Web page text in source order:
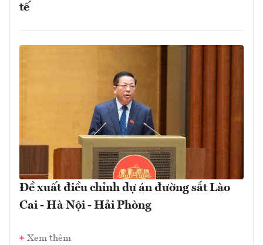
tế
Đề xuất điều chỉnh dự án đường sắt Lào
Cai - Hà Nội - Hải Phòng
Xem thêm